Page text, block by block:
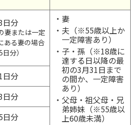
日分
妻または一定
ある妻の場合
分）
妻
夫（※55歳以上か
一定障害あり）
子・孫（※18歳に
達する日以降の最
初の3月31日まで
の間か、一定障害
あり）
父母・祖父母・兄
弟姉妹（※55歳以
上60歳未満）
日分
日分
日分